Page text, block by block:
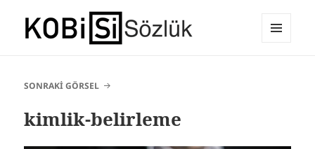
SONRAKI GÖRSEL
kimlik-belirleme